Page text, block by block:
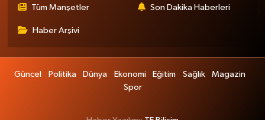
Tüm Manşetler Son Dakika Haberleri
Haber Arşivi
Güncel Politika Dünya Ekonomi Eğitim Sağlık
Magazin
Spor